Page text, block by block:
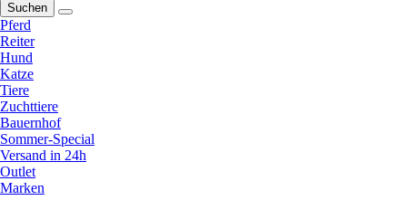
Suchen
Pferd
Reiter
Hund
Katze
Tiere
Zuchttiere
Bauernhof
Sommer-Special
Versand in 24h
Outlet
Marken